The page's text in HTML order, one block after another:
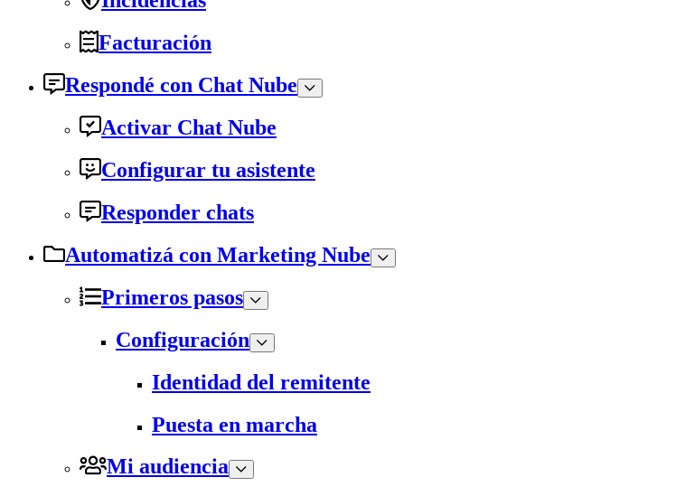
Facturación
Respondé con Chat Nube
Activar Chat Nube
Configurar tu asistente
Responder chats
Automatizá con Marketing Nube
Primeros pasos
Configuración
Identidad del remitente
Puesta en marcha
Mi audiencia